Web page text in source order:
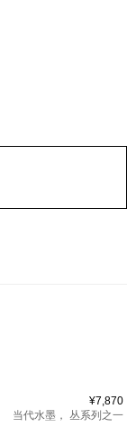
¥7,870
当代水墨， 丛系列之一